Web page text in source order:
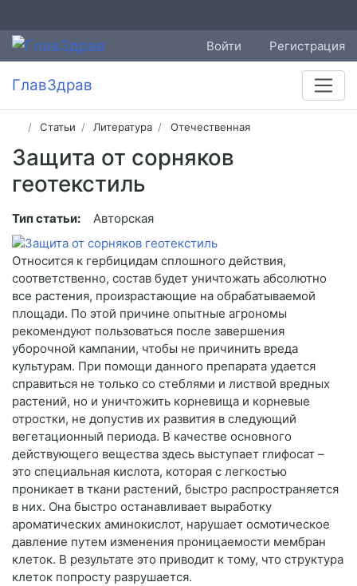
Войти Регистрация
ГлавЗдрав
Статьи Литература Отечественная
Защита от сорняков
геотекстиль
Тип статьи: Авторская
Относится к гербицидам сплошного действия,
соответственно, состав будет уничтожать абсолютно
все растения, произрастающие на обрабатываемой
площади. По этой причине опытные агрономы
рекомендуют пользоваться после завершения
уборочной кампании, чтобы не причинить вреда
культурам. При помощи данного препарата удается
справиться не только со стеблями и листвой вредных
растений, но и уничтожить корневища и корневые
отростки, не допустив их развития в следующий
вегетационный периода. В качестве основного
действующего вещества здесь выступает глифосат –
это специальная кислота, которая с легкостью
проникает в ткани растений, быстро распространяется
в них. Она быстро останавливает выработку
ароматических аминокислот, нарушает осмотическое
давление путем изменения проницаемости мембран
клеток. В результате это приводит к тому, что структура
клеток попросту разрушается.